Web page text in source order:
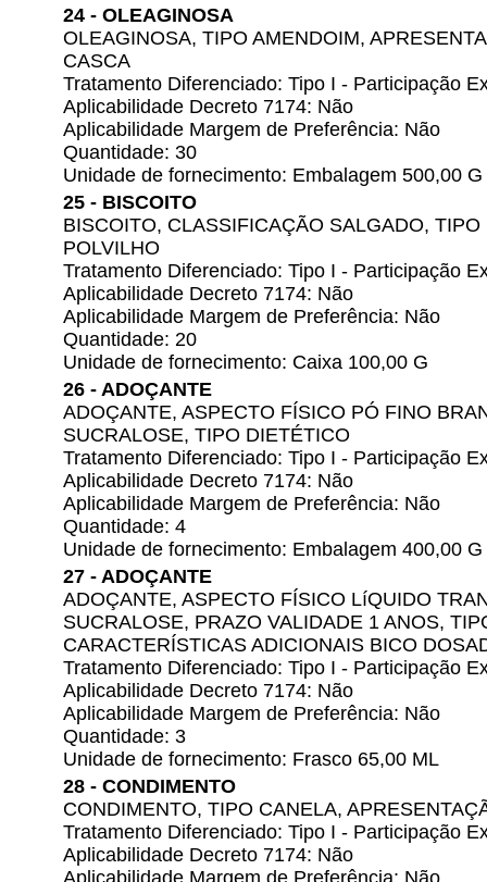
24 - OLEAGINOSA
OLEAGINOSA, TIPO AMENDOIM,
CASCA
Tratamento Diferenciado: Tipo I - Participação
Aplicabilidade Decreto 7174: Não
Aplicabilidade Margem de Preferência: Não
Quantidade: 30
Unidade de fornecimento: Embalagem 500,00 G
25 - BISCOITO
BISCOITO, CLASSIFICAÇÃO SALGADO,
POLVILHO
Tratamento Diferenciado: Tipo I - Participação
Aplicabilidade Decreto 7174: Não
Aplicabilidade Margem de Preferência: Não
Quantidade: 20
Unidade de fornecimento: Caixa 100,00 G
26 - ADOÇANTE
ADOÇANTE, ASPECTO FÍSICO PÓ FINO
SUCRALOSE, TIPO DIETÉTICO
Tratamento Diferenciado: Tipo I - Participação
Aplicabilidade Decreto 7174: Não
Aplicabilidade Margem de Preferência: Não
Quantidade: 4
Unidade de fornecimento: Embalagem 400,00 G
27 - ADOÇANTE
ADOÇANTE, ASPECTO FÍSICO LíQUIDO
SUCRALOSE, PRAZO VALIDADE 1 ANOS,
CARACTERÍSTICAS ADICIONAIS BICO
Tratamento Diferenciado: Tipo I - Participação
Aplicabilidade Decreto 7174: Não
Aplicabilidade Margem de Preferência: Não
Quantidade: 3
Unidade de fornecimento: Frasco 65,00 ML
28 - CONDIMENTO
CONDIMENTO, TIPO CANELA,
Tratamento Diferenciado: Tipo I - Participação
Aplicabilidade Decreto 7174: Não
Aplicabilidade Margem de Preferência: Não